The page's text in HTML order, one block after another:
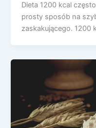
Dieta 1200 kcal
prosty sposób na
zaskakującego. 1200